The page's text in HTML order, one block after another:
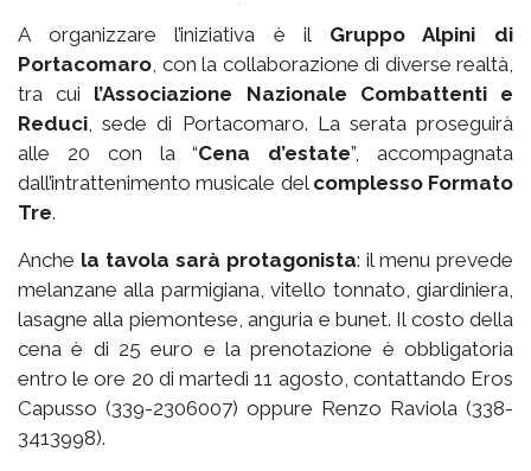
A organizzare l’iniziativa è il Gruppo Alpini di
Portacomaro , con la collaborazione di diverse realtà,
tra cui l’Associazione Nazionale Combattenti e
Reduci , sede di Portacomaro. La serata proseguirà
alle 20 con la “Cena d’estate”, accompagnata
dall’intrattenimento musicale del complesso Formato
Tre.
Anche la tavola sarà protagonista: il menu prevede
melanzane alla parmigiana, vitello tonnato, giardiniera,
lasagne alla piemontese, anguria e bunet. Il costo della
cena è di 25 euro e la prenotazione è obbligatoria
entro le ore 20 di martedì 11 agosto, contattando Eros
Capusso (339-2306007) oppure Renzo Raviola (338-
3413998).